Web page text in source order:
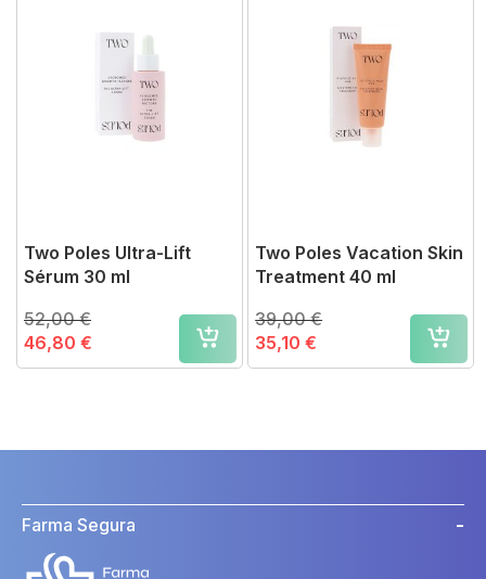
Two Poles Ultra-Lift
Sérum 30 ml
46,80 €
52,00 €
Two Poles Vacation Skin
Treatment 40 ml
35,10 €
39,00 €
Farma Segura